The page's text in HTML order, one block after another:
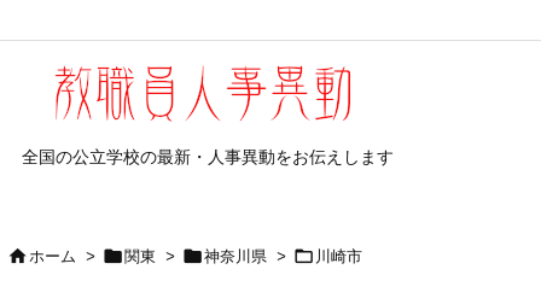
全国の公立学校の最新・人事異動をお伝えします
ホーム >  関東 > 神奈川県 >  川崎市